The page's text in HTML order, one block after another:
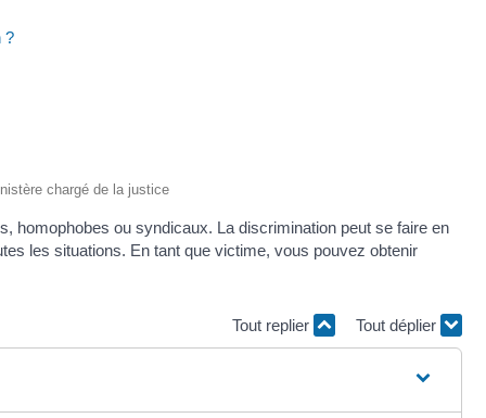
?
chargé de la justice
homophobes ou syndicaux. La discrimination peut se faire en
les situations. En tant que victime, vous pouvez obtenir
Tout replier Tout déplier